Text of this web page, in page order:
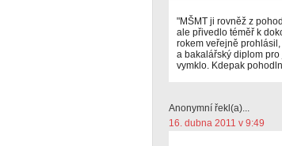
"MŠMT ji rovněž z
ale přivedlo téměř k
rokem veřejně
a bakalářský diplom
vymklo. Kdepak
Anonymní řekl(a)...
16. dubna 2011 v 9:49